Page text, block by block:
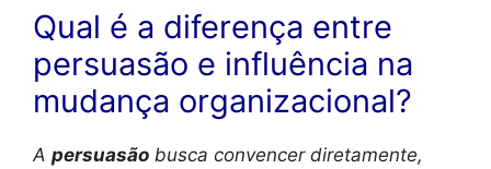
Qual é a diferença entre
persuasão e influência na
mudança organizacional?
A persuasão busca convencer diretamente,